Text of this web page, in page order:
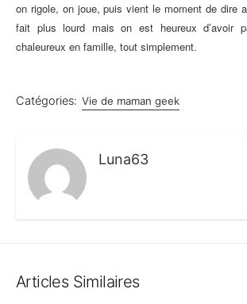
on rigole, on joue, puis vient le moment de dire
fait plus lourd mais on est heureux d’avoir
chaleureux en famille, tout simplement.
Catégories: Vie de maman geek
Luna63
Articles Similaires